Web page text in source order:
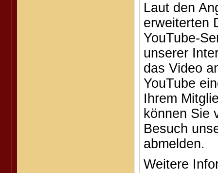
Laut den
erweiterten
YouTube-
unserer
das Video
YouTube
Ihrem
können Sie
Besuch
abmelden.
Weitere